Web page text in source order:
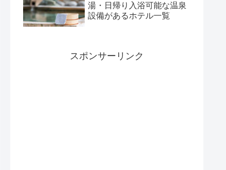
湯・日帰り入浴可能な温泉
設備があるホテル一覧
スポンサーリンク